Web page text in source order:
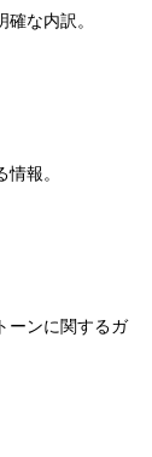
な内訳。
報。
ーンに関するガ